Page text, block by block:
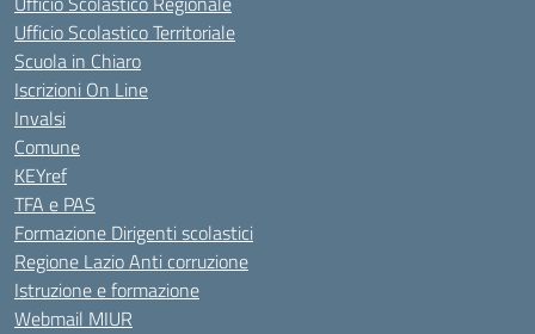
Ufficio Scolastico Territoriale
Scuola in Chiaro
Iscrizioni On Line
Invalsi
Comune
KEYref
TFA e PAS
Formazione Dirigenti scolastici
Regione Lazio Anti corruzione
Istruzione e formazione
Webmail MIUR